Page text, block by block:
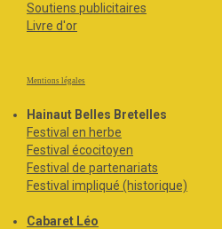
Soutiens publicitaires
Livre d'or
Mentions légales
Hainaut Belles Bretelles
Festival en herbe
Festival écocitoyen
Festival de partenariats
Festival impliqué (historique)
Cabaret Léo